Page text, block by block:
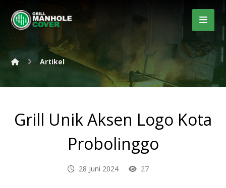
Artikel
Grill Unik Aksen Logo Kota
Probolinggo
28 Juni 2024 27